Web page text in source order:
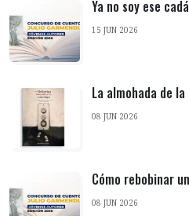
Ya no soy ese
15 JUN 2026
La almohada de la
08 JUN 2026
Cómo rebobinar
08 JUN 2026